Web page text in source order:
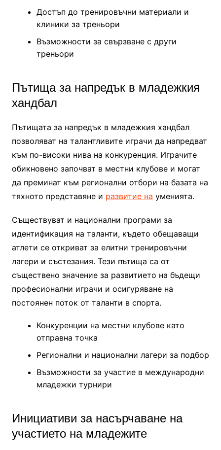
Достъп до тренировъчни материали и
клиники за треньори
Възможности за свързване с други
треньори
Пътища за напредък в младежкия
хандбал
Пътищата за напредък в младежкия хандбал
позволяват на талантливите играчи да напредват
към по-високи нива на конкуренция. Играчите
обикновено започват в местни клубове и могат
да преминат към регионални отбори на базата на
тяхното представяне и развитие на уменията.
Съществуват и национални програми за
идентификация на таланти, където обещаващи
атлети се откриват за елитни тренировъчни
лагери и състезания. Тези пътища са от
съществено значение за развитието на бъдещи
професионални играчи и осигуряване на
постоянен поток от таланти в спорта.
Конкуренции на местни клубове като
отправна точка
Регионални и национални лагери за подбор
Възможности за участие в международни
младежки турнири
Инициативи за насърчаване на
участието на младежите